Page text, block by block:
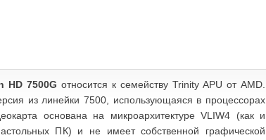
HD 7500G относится к семейству Trinity APU от AMD.
из линейки 7500, использующаяся в процессорах
основана на микроархитектуре VLIW4 (как и
ПК) и не имеет собственной графической